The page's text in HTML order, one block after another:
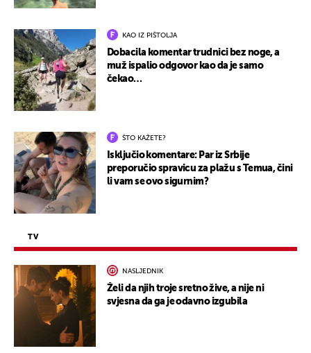
KAO IZ PIŠTOLJA
Dobacila komentar trudnici bez noge, a
muž ispalio odgovor kao da je samo
čekao…
ŠTO KAŽETE?
Isključio komentare: Par iz Srbije
preporučio spravicu za plažu s Temua, čini
li vam se ovo sigurnim?
TV
NASLJEDNIK
Želi da njih troje sretno žive, a nije ni
svjesna da ga je odavno izgubila